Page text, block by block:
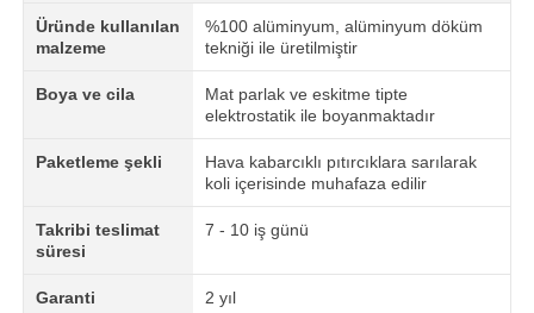
Üründe kullanılan
malzeme
%100 alüminyum, alüminyum döküm
tekniği ile üretilmiştir
Boya ve cila
Mat parlak ve eskitme tipte
elektrostatik ile boyanmaktadır
Paketleme şekli
Hava kabarcıklı pıtırcıklara sarılarak
koli içerisinde muhafaza edilir
Takribi teslimat
süresi
7 - 10 iş günü
Garanti 2 yıl